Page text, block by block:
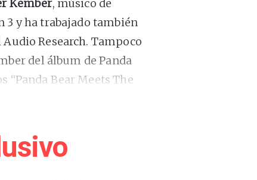
Kember, músico de
3 y ha trabajado también
Research. Tampoco
del álbum de Panda
“Panda Bear Meets The